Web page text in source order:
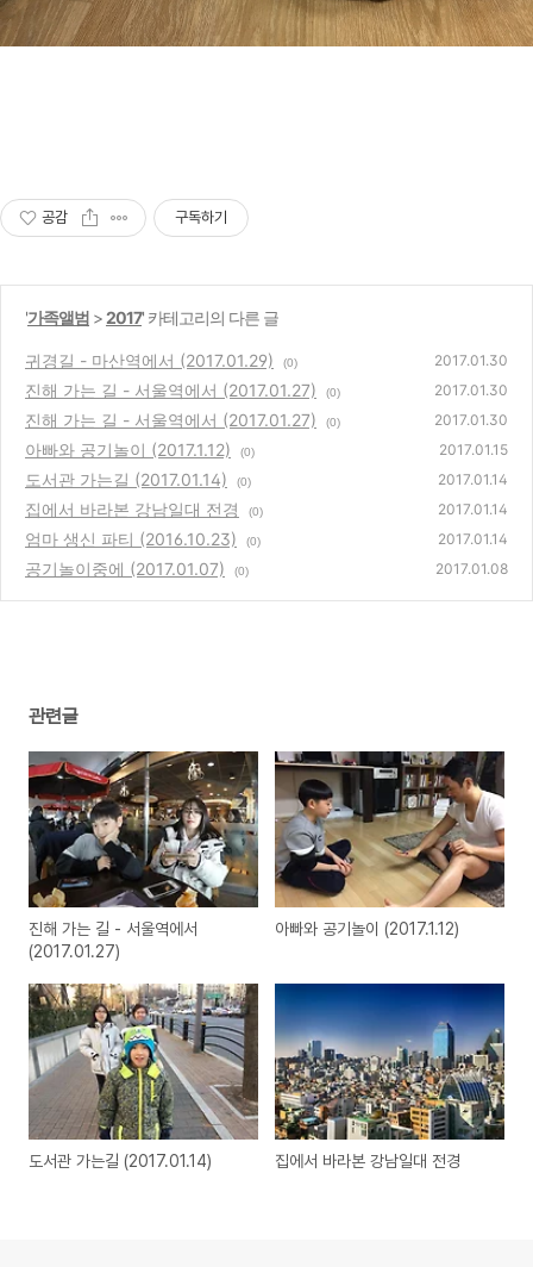
공감 구독하기
'가족앨범 >2017' 카테고리의 다른 글
귀경길 - 마산역에서 (2017.01.29) (0) 2017.01.30
진해 가는 길 - 서울역에서 (2017.01.27) (0) 2017.01.30
진해 가는 길 - 서울역에서 (2017.01.27) (0) 2017.01.30
아빠와 공기놀이 (2017.1.12) (0) 2017.01.15
도서관 가는길 (2017.01.14) (0) 2017.01.14
집에서 바라본 강남일대 전경 (0) 2017.01.14
엄마 생신 파티 (2016.10.23) (0) 2017.01.14
공기놀이중에 (2017.01.07) (0) 2017.01.08
관련글
진해 가는 길 - 서울역에서
(2017.01.27)
아빠와 공기놀이 (2017.1.12)
도서관 가는길 (2017.01.14) 집에서 바라본 강남일대 전경